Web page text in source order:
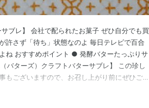
ブレ】 会社で配られたお菓子 ぜひ自分でも買
許さず「待ち」状態なのよ 毎日テレビで百合
ね おすすめポイント ● 発酵バターたっぷりサ
バターズ）クラフトバターサブレ】 この珍し
もございますので、お召し上がり前にぜひご覧
ースイーツ『Butters（バターズ）』